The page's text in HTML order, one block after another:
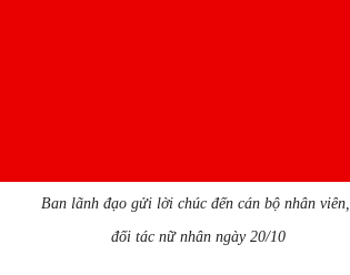
Ban lãnh đạo gửi lời chúc đến cán bộ nhân viên,
đối tác nữ nhân ngày 20/10